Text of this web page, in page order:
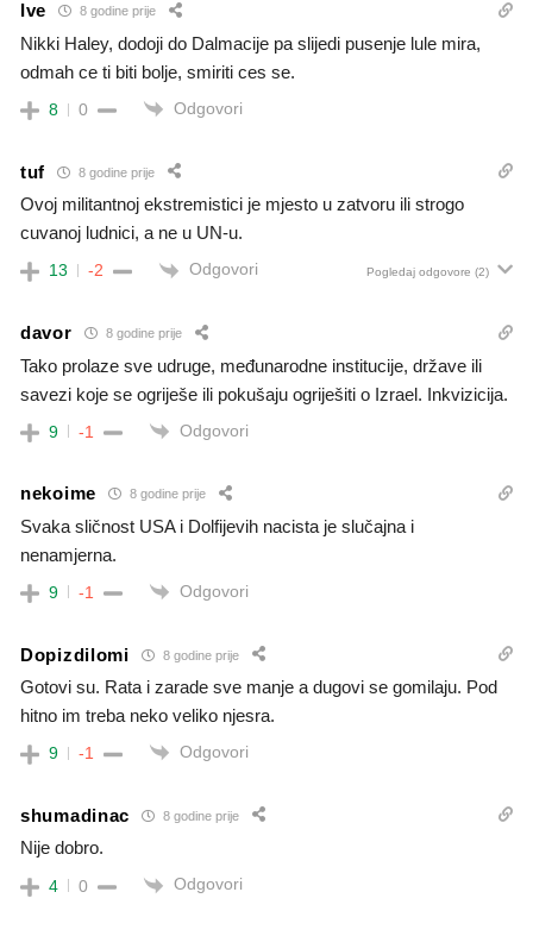
Ive 8 godine prije
Nikki Haley, dodoji do Dalmacije pa slijedi pusenje lule mira,
odmah ce ti biti bolje, smiriti ces se.
8 0 Odgovori
tuf 8 godine prije
Ovoj militantnoj ekstremistici je mjesto u zatvoru ili strogo
cuvanoj ludnici, a ne u UN-u.
13 -2 Odgovori Pogledaj odgovore (2)
davor 8 godine prije
Tako prolaze sve udruge, međunarodne institucije, države ili
savezi koje se ogriješe ili pokušaju ogriješiti o Izrael. Inkvizicija.
9 -1 Odgovori
nekoime 8 godine prije
Svaka sličnost USA i Dolfijevih nacista je slučajna i
nenamjerna.
9 -1 Odgovori
Dopizdilomi 8 godine prije
Gotovi su. Rata i zarade sve manje a dugovi se gomilaju. Pod
hitno im treba neko veliko njesra.
9 -1 Odgovori
shumadinac 8 godine prije
Nije dobro.
4 0 Odgovori